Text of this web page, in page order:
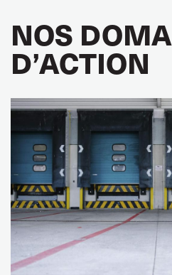
NOS
D’ACTION